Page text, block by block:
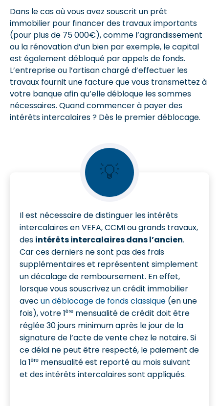
Dans le cas où vous avez souscrit un prêt
immobilier pour financer des travaux importants
(pour plus de 75 000€), comme l’agrandissement
ou la rénovation d’un bien par exemple, le capital
est également débloqué par appels de fonds.
L’entreprise ou l’artisan chargé d’effectuer les
travaux fournit une facture que vous transmettez à
votre banque afin qu’elle débloque les sommes
nécessaires. Quand commencer à payer des
intérêts intercalaires ? Dès le premier déblocage.
💡
Il est nécessaire de distinguer les intérêts
intercalaires en VEFA, CCMI ou grands travaux,
des intérêts intercalaires dans l’ancien.
Car ces derniers ne sont pas des frais
supplémentaires et représentent simplement
un décalage de remboursement. En effet,
lorsque vous souscrivez un crédit immobilier
avec un déblocage de fonds classique (en une
fois), votre 1ère mensualité de crédit doit être
réglée 30 jours minimum après le jour de la
signature de l’acte de vente chez le notaire. Si
ce délai ne peut être respecté, le paiement de
la 1ère mensualité est reporté au mois suivant
et des intérêts intercalaires sont appliqués.